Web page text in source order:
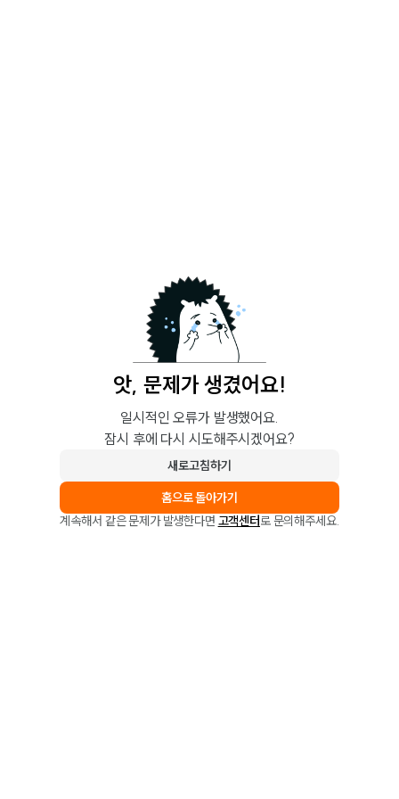
앗, 문제가 생겼어요!
일시적인 오류가 발생했어요.
잠시 후에 다시 시도해주시겠어요?
새로고침하기
홈으로 돌아가기
계속해서 같은 문제가 발생한다면 고객센터로 문의해주세요.